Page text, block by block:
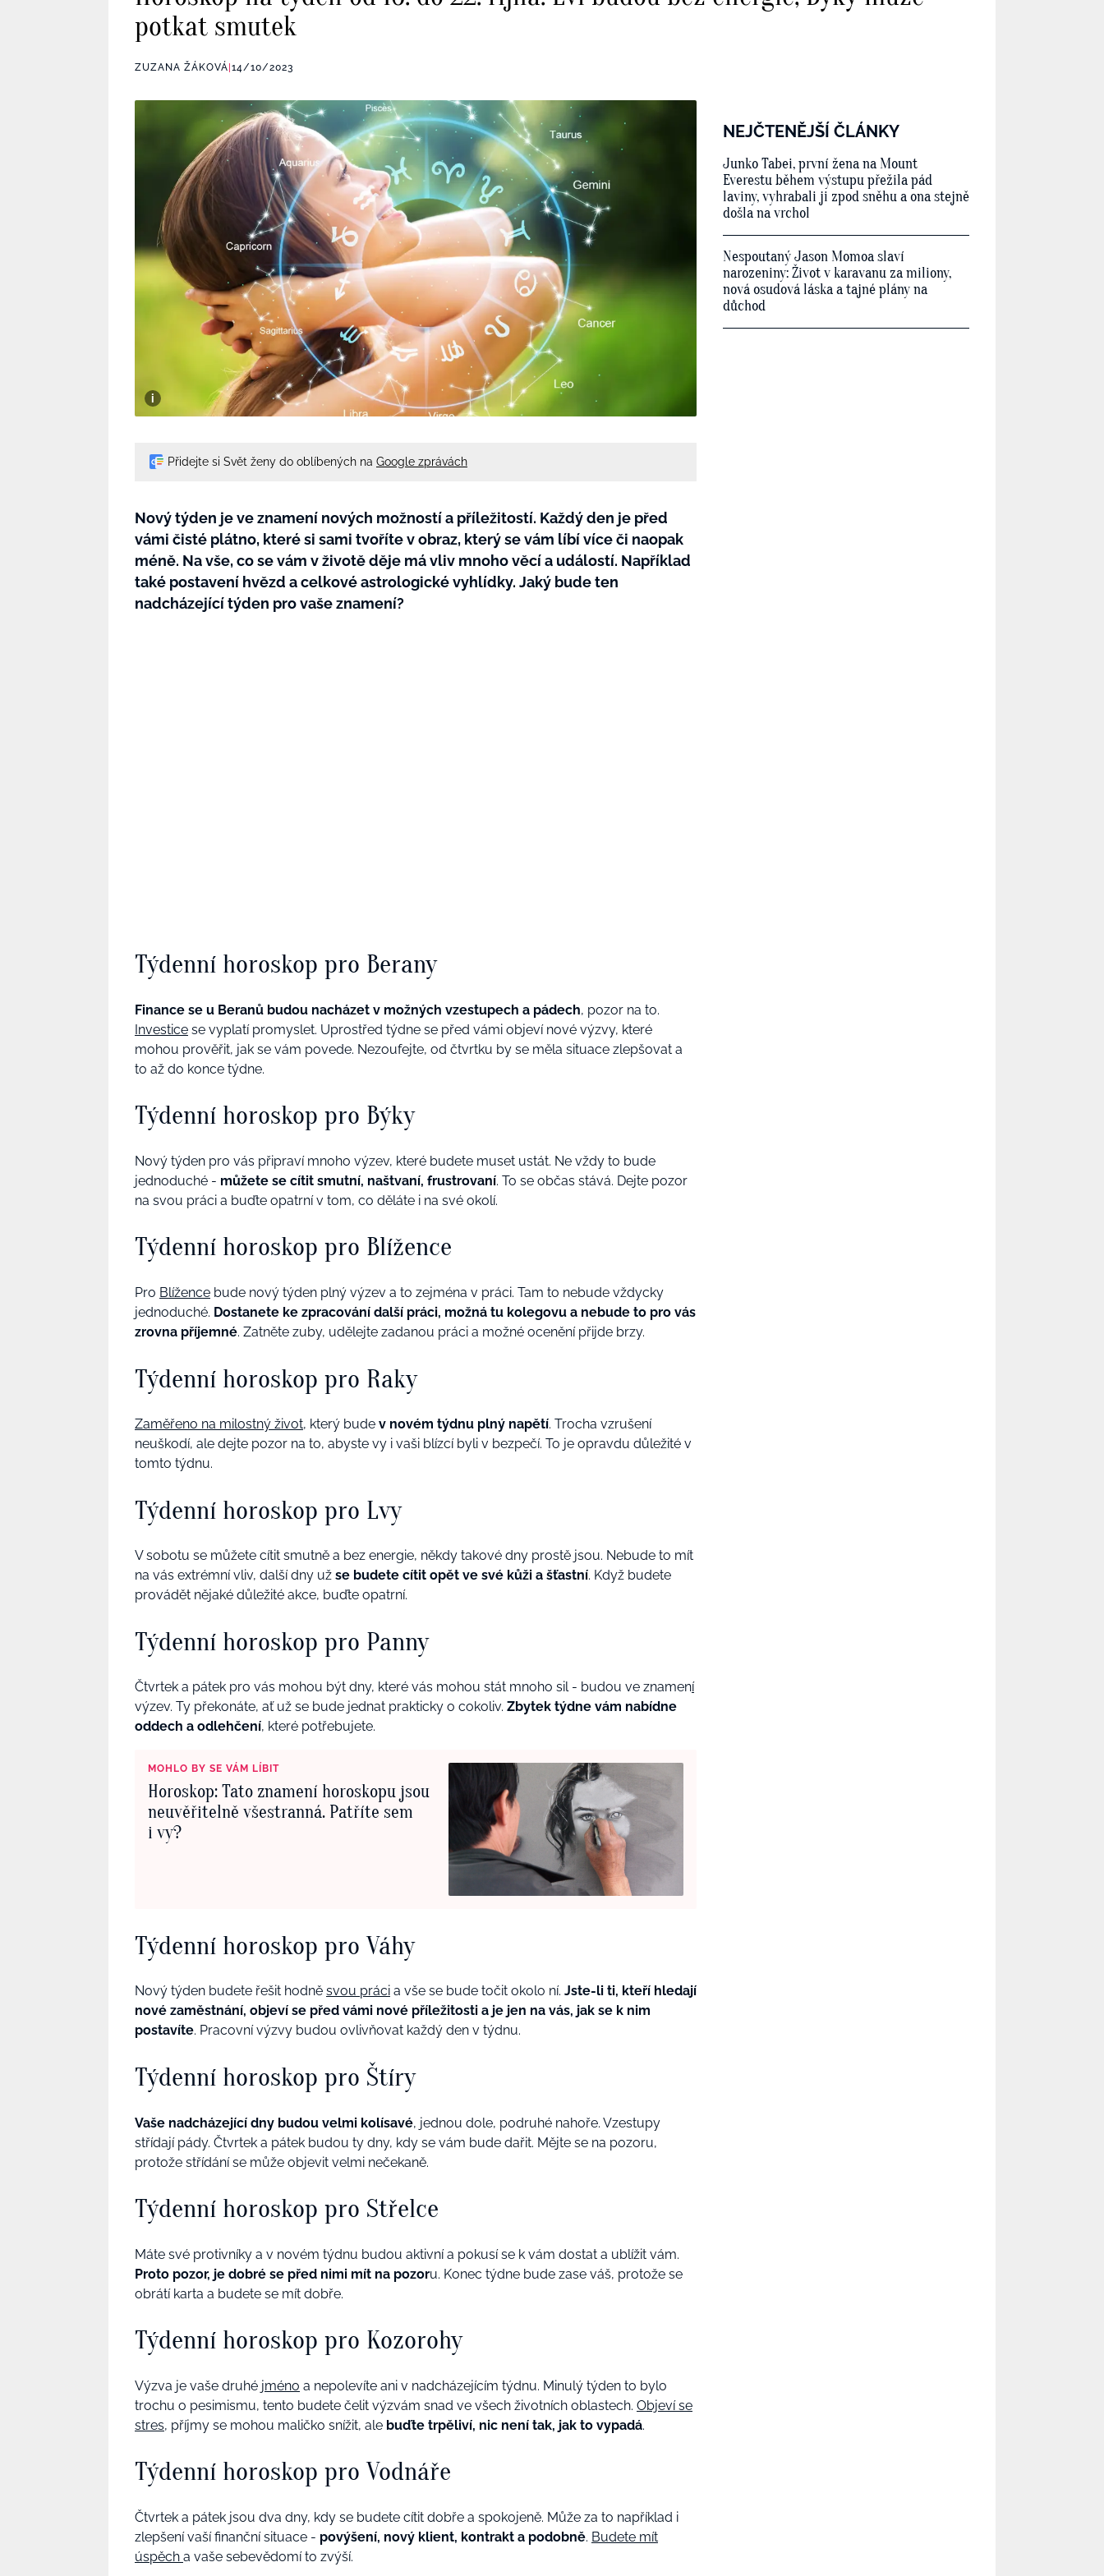
potkat smutek
ZUZANA ŽÁKOVÁ 14/10/2023
Přidejte si Svět ženy do oblíbených na Google zprávách
Nový týden je ve znamení nových možností a příležitostí. Každý den je před
vámi čisté plátno, které si sami tvoříte v obraz, který se vám líbí více či naopak
méně. Na vše, co se vám v životě děje má vliv mnoho věcí a událostí. Například
také postavení hvězd a celkové astrologické vyhlídky. Jaký bude ten
nadcházející týden pro vaše znamení?
Týdenní horoskop pro Berany
Finance se u Beranů budou nacházet v možných vzestupech a pádech, pozor na to.
Investice se vyplatí promyslet. Uprostřed týdne se před vámi objeví nové výzvy, které
mohou prověřit, jak se vám povede. Nezoufejte, od čtvrtku by se měla situace zlepšovat a
to až do konce týdne.
Týdenní horoskop pro Býky
Nový týden pro vás připraví mnoho výzev, které budete muset ustát. Ne vždy to bude
jednoduché - můžete se cítit smutní, naštvaní, frustrovaní. To se občas stává. Dejte pozor
na svou práci a buďte opatrní v tom, co děláte i na své okolí.
Týdenní horoskop pro Blížence
Pro Blížence bude nový týden plný výzev a to zejména v práci. Tam to nebude vždycky
jednoduché. Dostanete ke zpracování další práci, možná tu kolegovu a nebude to pro vás
zrovna příjemné. Zatněte zuby, udělejte zadanou práci a možné ocenění přijde brzy.
Týdenní horoskop pro Raky
Zaměřeno na milostný život, který bude v novém týdnu plný napětí. Trocha vzrušení
neuškodí, ale dejte pozor na to, abyste vy i vaši blízcí byli v bezpečí. To je opravdu důležité v
tomto týdnu.
Týdenní horoskop pro Lvy
V sobotu se můžete cítit smutně a bez energie, někdy takové dny prostě jsou. Nebude to mít
na vás extrémní vliv, další dny už se budete cítit opět ve své kůži a šťastní. Když budete
provádět nějaké důležité akce, buďte opatrní.
Týdenní horoskop pro Panny
Čtvrtek a pátek pro vás mohou být dny, které vás mohou stát mnoho sil - budou ve znamení
výzev. Ty překonáte, ať už se bude jednat prakticky o cokoliv. Zbytek týdne vám nabídne
oddech a odlehčení, které potřebujete.
MOHLO BY SE VÁM LÍBIT
Horoskop: Tato znamení horoskopu jsou
neuvěřitelně všestranná. Patříte sem
i vy?
Týdenní horoskop pro Váhy
Nový týden budete řešit hodně svou práci a vše se bude točit okolo ní. Jste-li ti, kteří hledají
nové zaměstnání, objeví se před vámi nové příležitosti a je jen na vás, jak se k nim
postavíte. Pracovní výzvy budou ovlivňovat každý den v týdnu.
Týdenní horoskop pro Štíry
Vaše nadcházející dny budou velmi kolísavé, jednou dole, podruhé nahoře. Vzestupy
střídají pády. Čtvrtek a pátek budou ty dny, kdy se vám bude dařit. Mějte se na pozoru,
protože střídání se může objevit velmi nečekaně.
Týdenní horoskop pro Střelce
Máte své protivníky a v novém týdnu budou aktivní a pokusí se k vám dostat a ublížit vám.
Proto pozor, je dobré se před nimi mít na pozoru. Konec týdne bude zase váš, protože se
obrátí karta a budete se mít dobře.
Týdenní horoskop pro Kozorohy
Výzva je vaše druhé jméno a nepolevíte ani v nadcházejícím týdnu. Minulý týden to bylo
trochu o pesimismu, tento budete čelit výzvám snad ve všech životních oblastech. Objeví se
stres, příjmy se mohou maličko snížit, ale buďte trpěliví, nic není tak, jak to vypadá.
Týdenní horoskop pro Vodnáře
Čtvrtek a pátek jsou dva dny, kdy se budete cítit dobře a spokojeně. Může za to například i
zlepšení vaší finanční situace - povýšení, nový klient, kontrakt a podobně. Budete mít
úspěch a vaše sebevědomí to zvýší.
NEJČTENĚJŠÍ ČLÁNKY
Junko Tabei, první žena na Mount
Everestu během výstupu přežila pád
laviny, vyhrabali ji zpod sněhu a ona stejně
došla na vrchol
Nespoutaný Jason Momoa slaví
narozeniny: Život v karavanu za miliony,
nová osudová láska a tajné plány na
důchod